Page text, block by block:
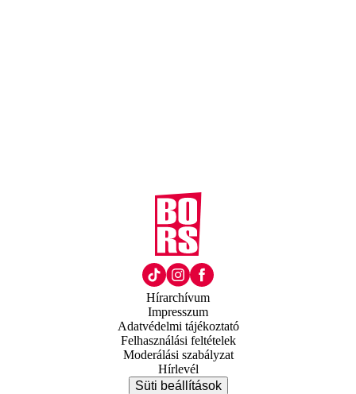
Hírarchívum
Impresszum
Adatvédelmi tájékoztató
Felhasználási feltételek
Moderálási szabályzat
Hírlevél
Süti beállítások